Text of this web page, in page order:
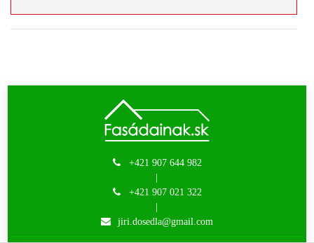
+421 907 644 982
+421 907 021 322
jiri.dosedla@gmail.com